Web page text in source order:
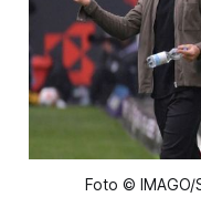
Foto © IMAGO/